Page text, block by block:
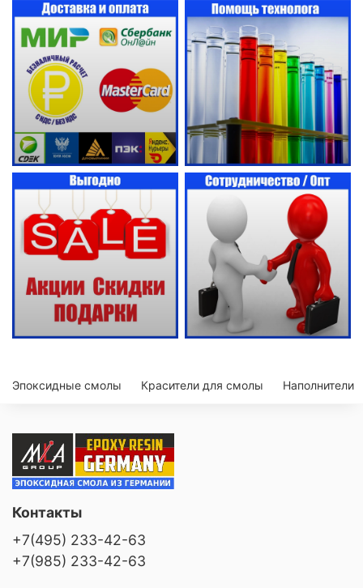
Эпоксидные смолы Красители для смолы Наполнители
Контакты
+7(495) 233-42-63
+7(985) 233-42-63